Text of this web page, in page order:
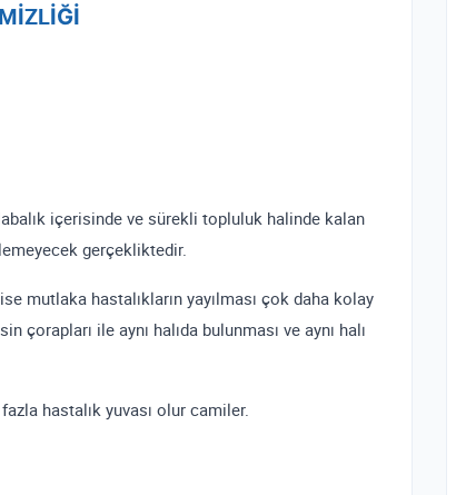
içerisinde ve sürekli topluluk halinde kalan
gerçekliktedir.
mutlaka hastalıkların yayılması çok daha kolay
ile aynı halıda bulunması ve aynı halı
hastalık yuvası olur camiler.